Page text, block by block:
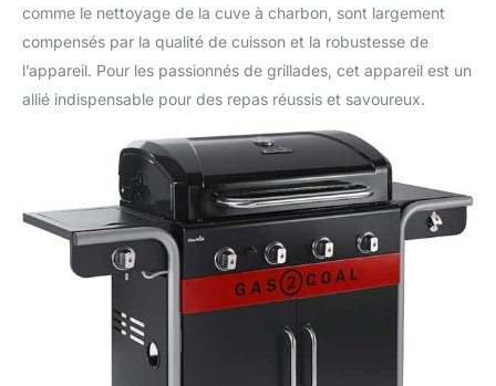
comme le nettoyage de la cuve à charbon, sont largement
compensés par la qualité de cuisson et la robustesse de
l’appareil. Pour les passionnés de grillades, cet appareil est un
allié indispensable pour des repas réussis et savoureux.